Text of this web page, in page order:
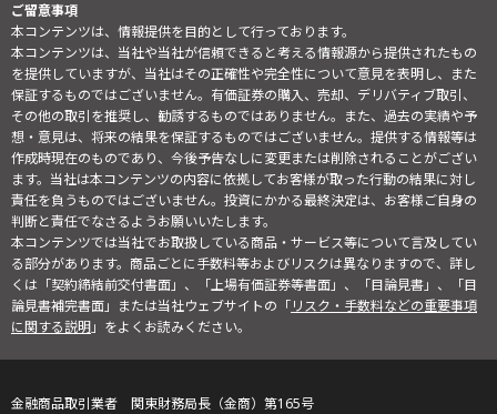
ご留意事項
本コンテンツは、情報提供を目的として行っております。
本コンテンツは、当社や当社が信頼できると考える情報源から提供されたもの
を提供していますが、当社はその正確性や完全性について意見を表明し、また
保証するものではございません。有価証券の購入、売却、デリバティブ取引、
その他の取引を推奨し、勧誘するものではありません。また、過去の実績や予
想・意見は、将来の結果を保証するものではございません。提供する情報等は
作成時現在のものであり、今後予告なしに変更または削除されることがござい
ます。当社は本コンテンツの内容に依拠してお客様が取った行動の結果に対し
責任を負うものではございません。投資にかかる最終決定は、お客様ご自身の
判断と責任でなさるようお願いいたします。
本コンテンツでは当社でお取扱している商品・サービス等について言及してい
る部分があります。商品ごとに手数料等およびリスクは異なりますので、詳し
くは「契約締結前交付書面」、「上場有価証券等書面」、「目論見書」、「目
論見書補完書面」または当社ウェブサイトの「リスク・手数料などの重要事項
に関する説明」をよくお読みください。
金融商品取引業者 関東財務局長（金商）第165号